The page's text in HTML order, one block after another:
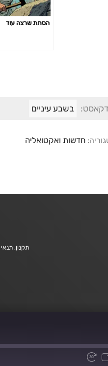
Fast
הסתת שרצה עוד
בשבע עיניים
חדשות ואקטואליה
תקנון,